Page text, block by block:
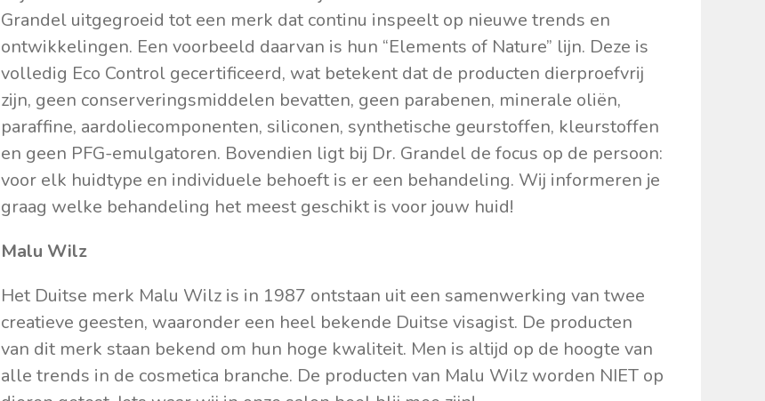
Grandel uitgegroeid tot een merk dat continu inspeelt op nieuwe trends en
ontwikkelingen. Een voorbeeld daarvan is hun “Elements of Nature” lijn. Deze is
volledig Eco Control gecertificeerd, wat betekent dat de producten dierproefvrij
zijn, geen conserveringsmiddelen bevatten, geen parabenen, minerale oliën,
paraffine, aardoliecomponenten, siliconen, synthetische geurstoffen, kleurstoffen
en geen PFG-emulgatoren. Bovendien ligt bij Dr. Grandel de focus op de persoon:
voor elk huidtype en individuele behoeft is er een behandeling. Wij informeren je
graag welke behandeling het meest geschikt is voor jouw huid!
Malu Wilz
Het Duitse merk Malu Wilz is in 1987 ontstaan uit een samenwerking van twee
creatieve geesten, waaronder een heel bekende Duitse visagist. De producten
van dit merk staan bekend om hun hoge kwaliteit. Men is altijd op de hoogte van
alle trends in de cosmetica branche. De producten van Malu Wilz worden NIET op